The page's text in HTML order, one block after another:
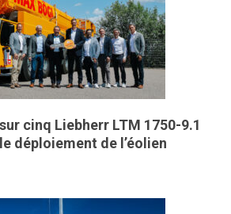
cinq Liebherr LTM 1750-9.1
déploiement de l’éolien